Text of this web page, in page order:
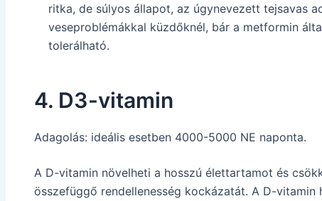
ritka, de súlyos állapot, az úgynevezett tejsavas
veseproblémákkal küzdőknél, bár a metformin
tolerálható.
4. D3-vitamin
Adagolás: ideális esetben 4000-5000 NE naponta.
A D-vitamin növelheti a hosszú élettartamot és
összefüggő rendellenesség kockázatát. A D-